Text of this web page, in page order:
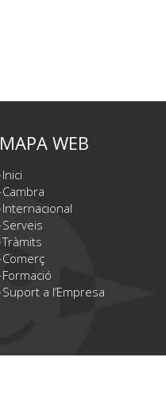
MAPA WEB
Inici
Cambra
Internacional
Serveis
Tràmits
Comerç
Formació
Suport a l’Empresa